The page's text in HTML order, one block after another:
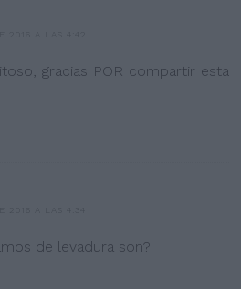
gracias POR compartir esta
de levadura son?